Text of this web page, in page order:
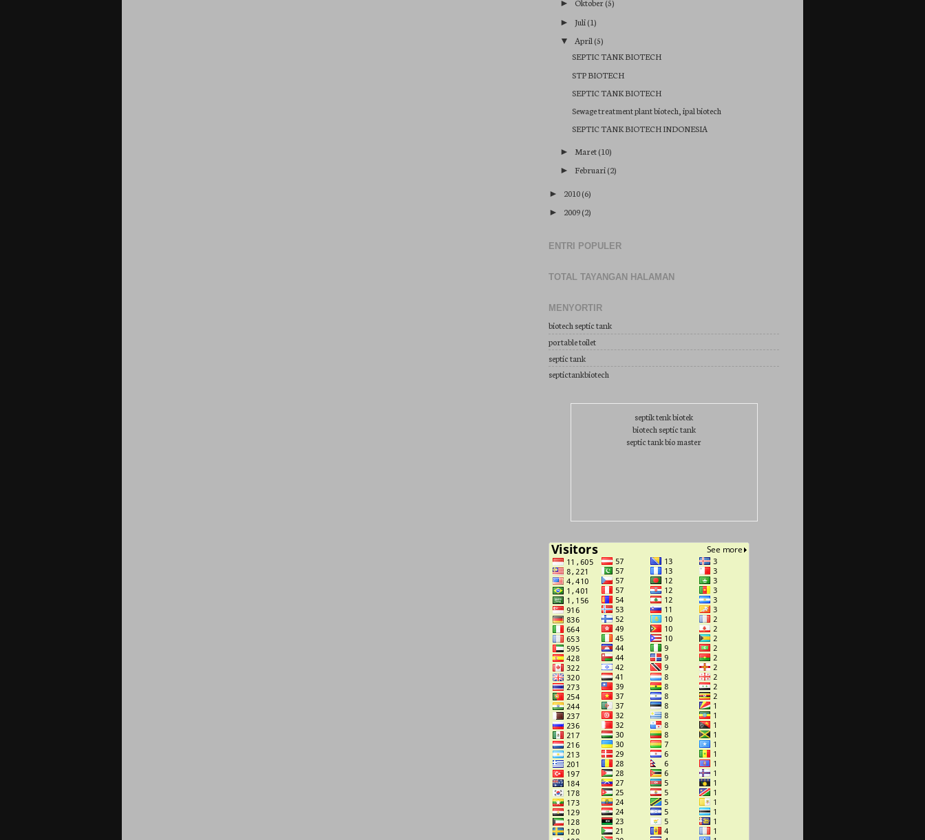
► Oktober(5)
►Juli(1)
▼ April (5)
SEPTIC TANK BIOTECH
STP BIOTECH
SEPTIC TANK BIOTECH
Sewage treatment plant biotech, ipal biotech
SEPTIC TANK BIOTECH INDONESIA
► Maret(10)
►Februari(2)
► 2010(6)
► 2009(2)
ENTRI POPULER
TOTAL TAYANGAN HALAMAN
MENYORTIR
biotech septic tank
portable toilet
septic tank
septictankbiotech
septik tenk biotek
biotech septic tank
septic tank bio master